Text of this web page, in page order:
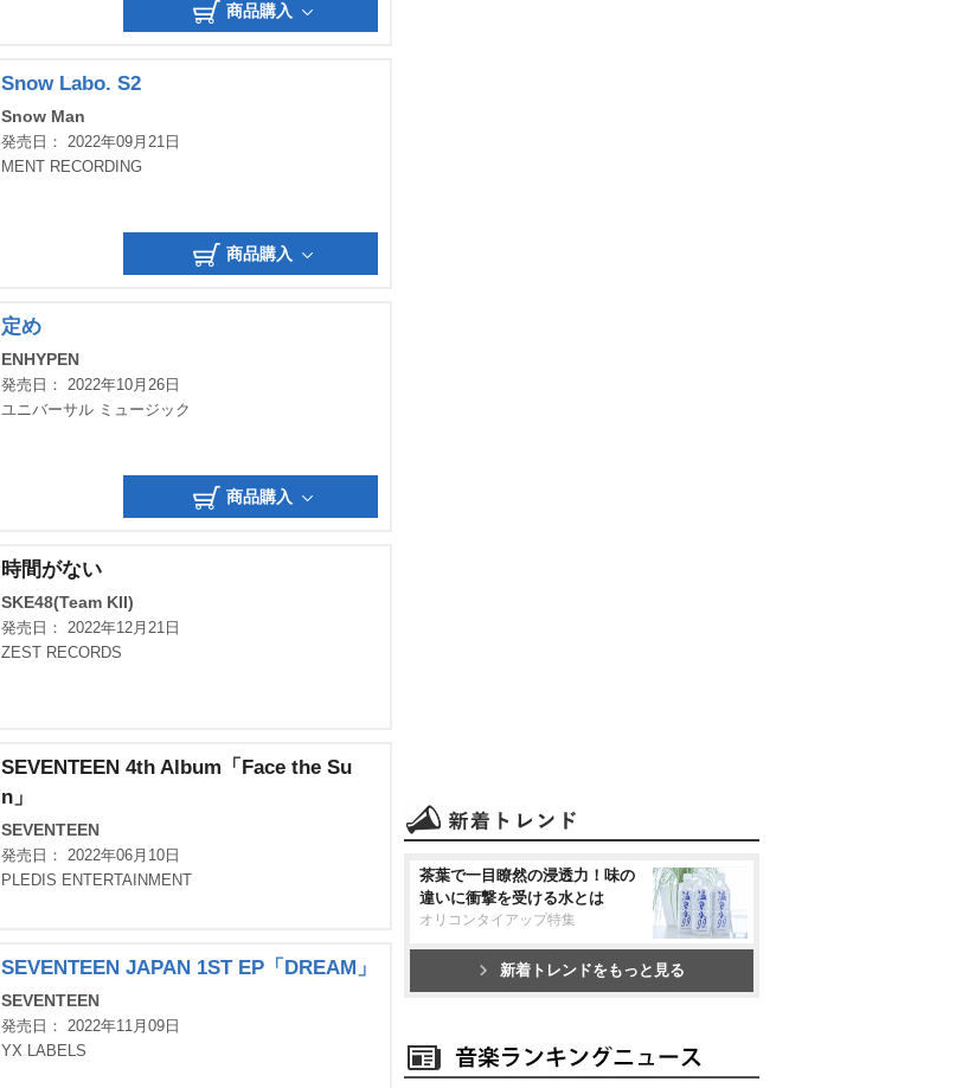
商品購入
Snow Labo. S2
Snow Man
発売日： 2022年09月21日
MENT RECORDING
商品購入
定め
ENHYPEN
発売日： 2022年10月26日
ユニバーサル ミュージック
商品購入
時間がない
SKE48(Team KII)
発売日： 2022年12月21日
ZEST RECORDS
SEVENTEEN 4th Album「Face the Su
n」
SEVENTEEN
発売日： 2022年06月10日
PLEDIS ENTERTAINMENT
SEVENTEEN JAPAN 1ST EP「DREAM」
SEVENTEEN
発売日： 2022年11月09日
YX LABELS
茶葉で一目瞭然の浸透力！味の
違いに衝撃を受ける水とは
オリコンタイアップ特集
新着トレンドをもっと見る